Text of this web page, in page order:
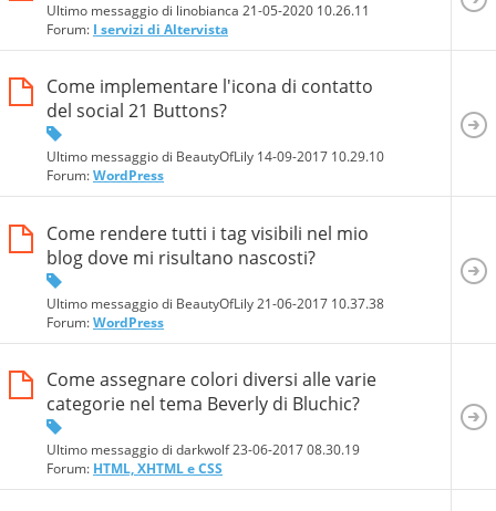
Ultimo messaggio di linobianca 21-05-2020 10.26.11
Forum: I servizi di Altervista
Come implementare l'icona di contatto
del social 21 Buttons?
Ultimo messaggio di BeautyOfLily 14-09-2017 10.29.10
Forum:WordPress
Come rendere tutti i tag visibili nel mio
blog dove mi risultano nascosti?
Ultimo messaggio di BeautyOfLily 21-06-2017 10.37.38
Forum:WordPress
Come assegnare colori diversi alle varie
categorie nel tema Beverly di Bluchic?
Ultimo messaggio di darkwolf 23-06-201708.30.19
Forum: HTML, XHTML e CSS